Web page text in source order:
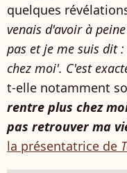
quelques
venais d'avoir à
pas et je me suis dit
chez moi'. C'est
t-elle notamment
rentre plus chez
pas retrouver ma
la présentatrice de